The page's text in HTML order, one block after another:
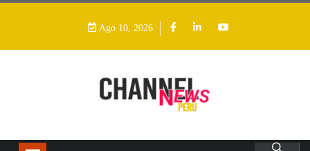
Ago 10, 2026